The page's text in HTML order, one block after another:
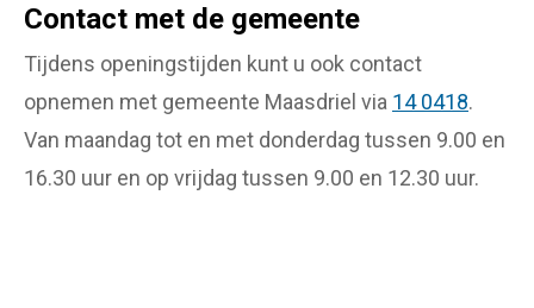
Contact met de gemeente
Tijdens openingstijden kunt u ook contact
opnemen met gemeente Maasdriel via 14 0418.
Van maandag tot en met donderdag tussen 9.00 en
16.30 uur en op vrijdag tussen 9.00 en 12.30 uur.